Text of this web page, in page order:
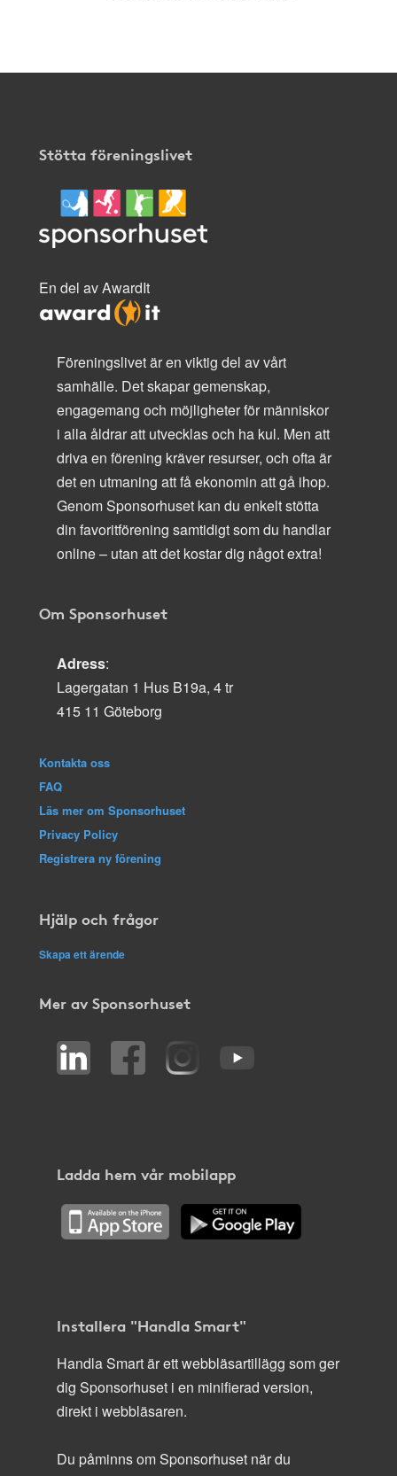
Stötta föreningslivet
En del av AwardIt
Föreningslivet är en viktig del av vårt
samhälle. Det skapar gemenskap,
engagemang och möjligheter för människor
i alla åldrar att utvecklas och ha kul. Men att
driva en förening kräver resurser, och ofta är
det en utmaning att få ekonomin att gå ihop.
Genom Sponsorhuset kan du enkelt stötta
din favoritförening samtidigt som du handlar
online – utan att det kostar dig något extra!
Om Sponsorhuset
Adress:
Lagergatan 1 Hus B19a, 4 tr
415 11 Göteborg
Kontakta oss
FAQ
Läs mer om Sponsorhuset
Privacy Policy
Registrera ny förening
Hjälp och frågor
Skapa ett ärende
Mer av Sponsorhuset
Ladda hem vår mobilapp
Installera "Handla Smart"
Handla Smart är ett webbläsartillägg som ger
dig Sponsorhuset i en minifierad version,
direkt i webbläsaren.
Du påminns om Sponsorhuset när du